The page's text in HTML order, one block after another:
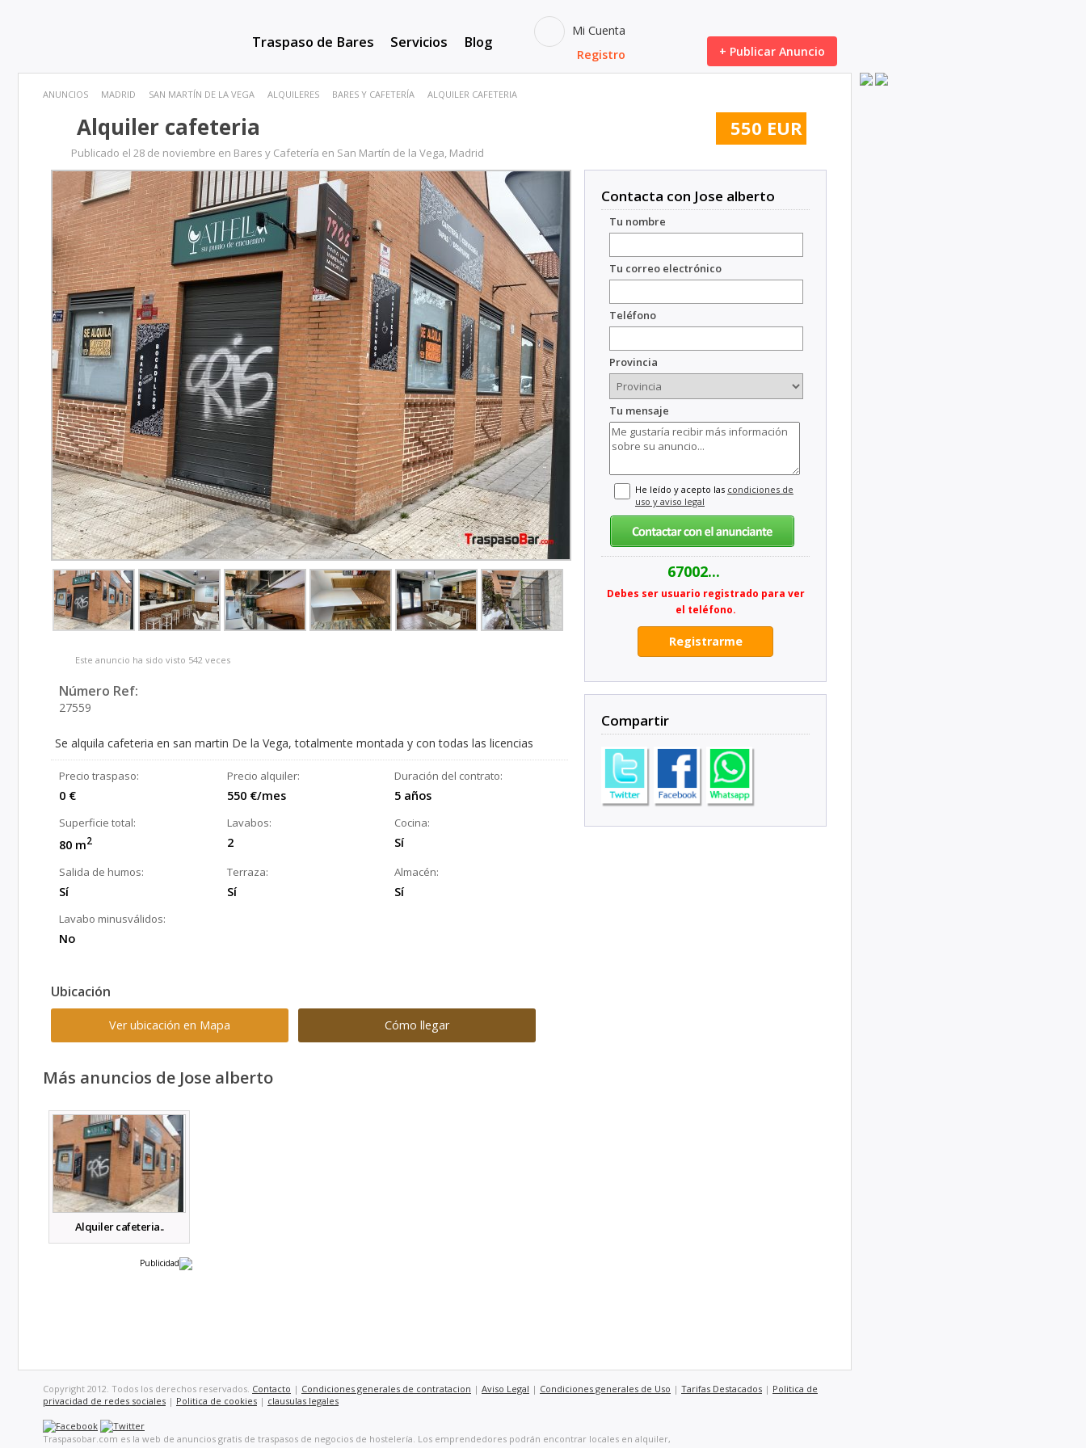
Traspaso de Bares Servicios Blog
Mi Cuenta
Registro
+ Publicar Anuncio
ANUNCIOS MADRID SAN MARTÍN DE LA VEGA ALQUILERES BARES Y CAFETERÍA ALQUILER CAFETERIA
Alquiler cafeteria 550 EUR
Publicado el 28 de noviembre en Bares y Cafetería en San Martín de la Vega, Madrid
Este anuncio ha sido visto 542 veces
Número Ref:
27559
Se alquila cafeteria en san martin De la Vega, totalmente montada y con todas las licencias
Precio traspaso:
0 €
Precio alquiler:
550 €/mes
Duración del contrato:
5 años
Superficie total:
80 m2
Lavabos:
2
Cocina:
Sí
Salida de humos:
Sí
Terraza:
Sí
Almacén:
Sí
Lavabo minusválidos:
No
Ubicación
Ver ubicación en Mapa Cómo llegar
Contacta con Jose alberto
Tu nombre
Tu correo electrónico
Teléfono
Provincia
Tu mensaje
He leído y acepto las condiciones de
uso y aviso legal
67002...
Debes ser usuario registrado para ver
el teléfono.
Registrarme
Compartir
Más anuncios de Jose alberto
Alquiler cafeteria..
Publicidad
Copyright 2012. Todos los derechos reservados. Contacto | Condiciones generales de contratacion | Aviso Legal | Condiciones generales de Uso | Tarifas Destacados | Politica de
privacidad de redes sociales | Politica de cookies | clausulas legales
Traspasobar.com es la web de anuncios gratis de traspasos de negocios de hostelería. Los emprendedores podrán encontrar locales en alquiler,